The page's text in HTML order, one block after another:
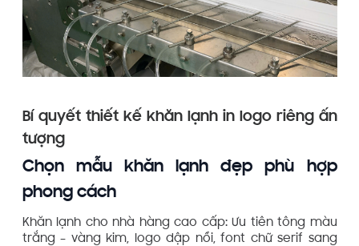
Bí quyết thiết kế khăn lạnh in logo riêng ấn
tượng
Chọn mẫu khăn lạnh đẹp phù hợp
phong cách
Khăn lạnh cho nhà hàng cao cấp: Ưu tiên tông màu
trắng – vàng kim, logo dập nổi, font chữ serif sang